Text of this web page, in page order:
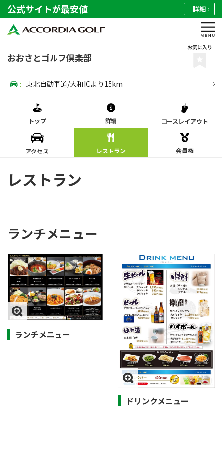
公式サイトが最安値 詳細
おおさとゴルフ倶楽部
お気に入り
: 東北自動車道/大和ICより15km
トップ 詳細 コースレイアウト
アクセス レストラン 会員権
レストラン
ランチメニュー
ランチメニュー
ドリンクメニュー